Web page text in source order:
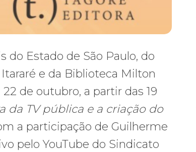
do Estado de São Paulo, do
e da Biblioteca Milton
de outubro, a partir das 19
da TV pública e a criação do
a participação de Guilherme
pelo YouTube do Sindicato